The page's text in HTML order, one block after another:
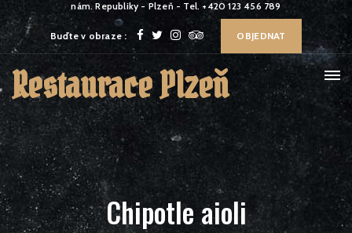
nám. Republiky - Plzeň - Tel. +420 123 456 789
Buďte v obraze : OBJEDNAT
Restaurace Plzeň
Chipotle aioli